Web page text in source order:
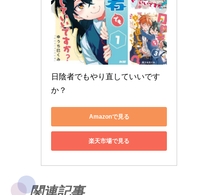
日陰者でもやり直していいです
か？
Amazonで見る
楽天市場で見る
関連記事